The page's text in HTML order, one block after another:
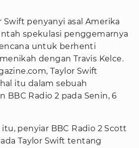
Swift penyanyi asal Amerika
spekulasi penggemarnya
untuk berhenti
dengan Travis Kelce.
Taylor Swift
itu dalam sebuah
BBC Radio 2 pada Senin, 6
penyiar BBC Radio 2 Scott
Taylor Swift tentang